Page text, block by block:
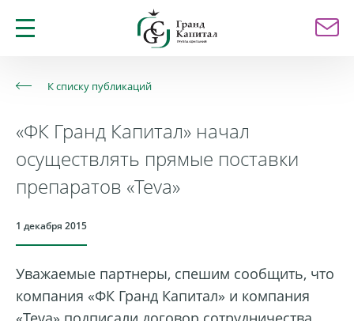
К списку публикаций
«ФК Гранд Капитал» начал
осуществлять прямые поставки
препаратов «Teva»
1 декабря 2015
Уважаемые партнеры, спешим сообщить, что
компания «ФК Гранд Капитал» и компания